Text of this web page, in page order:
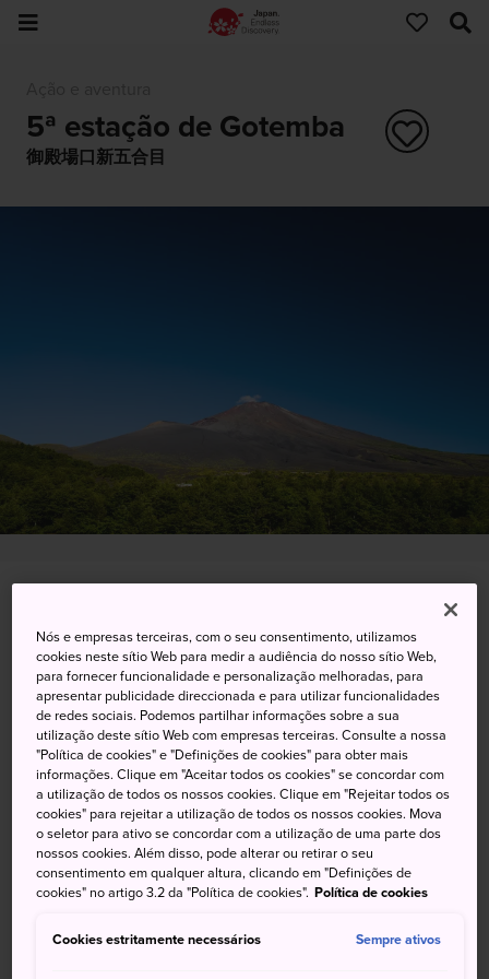
5ª estação de Gotemba
御殿場口新五合目
Shizuoka-ken
Visualizar no Google Maps
Obter informações sobre o trânsito
PALAVRAS-CHAVE MAPA
O caminho verde até o Monte
Nós e empresas terceiras, com o seu consentimento, utilizamos
cookies neste sítio Web para medir a audiência do nosso sítio Web,
para fornecer funcionalidade e personalização melhoradas, para
apresentar publicidade direccionada e para utilizar funcionalidades
de redes sociais. Podemos partilhar informações sobre a sua
utilização deste sítio Web com empresas terceiras. Consulte a nossa
"Política de cookies" e "Definições de cookies" para obter mais
informações. Clique em "Aceitar todos os cookies" se concordar com
a utilização de todos os nossos cookies. Clique em "Rejeitar todos os
cookies" para rejeitar a utilização de todos os nossos cookies. Mova
o seletor para ativo se concordar com a utilização de uma parte dos
nossos cookies. Além disso, pode alterar ou retirar o seu
consentimento em qualquer altura, clicando em "Definições de
cookies" no artigo 3.2 da "Política de cookies". Política de cookies
Cookies estritamente necessários Sempre ativos